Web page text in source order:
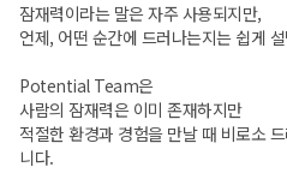
잠재력이라는 말은 자주 사용되지만,
언제, 어떤 순간에 드러나는지는 쉽게
Potential Team은
사람의 잠재력은 이미 존재하지만
적절한 환경과 경험을 만날 때 비로소
니다.